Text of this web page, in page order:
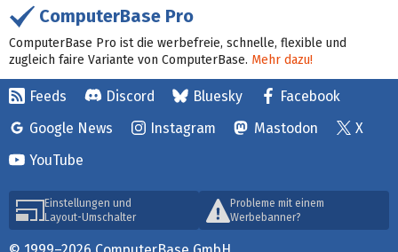
ComputerBase Pro
ComputerBase Pro ist die werbefreie, schnelle, flexible und
zugleich faire Variante von ComputerBase. Mehr dazu!
Feeds Discord Bluesky
Facebook
Google News
Instagram Mastodon
X
YouTube
Einstellungen und
Layout-Umschalter
Probleme mit einem
Werbebanner?